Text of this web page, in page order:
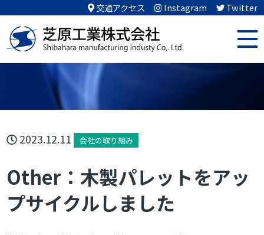
交通アクセス Instagram Twitter
2023.12.11 会社の取り組み
Other：木製パレットをアッ
プサイクルしました